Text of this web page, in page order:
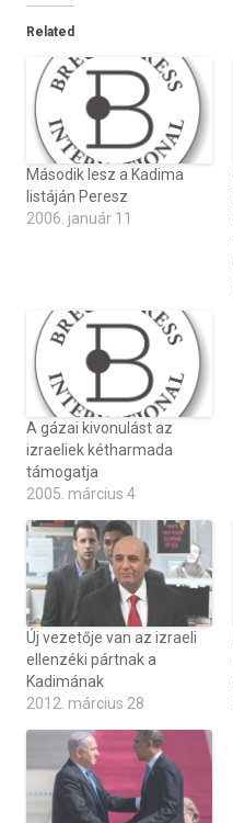
Related
Második lesz a Kadima
listáján Peresz
2006. január 11
A gázai kivonulást az
izraeliek kétharmada
támogatja
2005. március 4
Új vezetője van az izraeli
ellenzéki pártnak a
Kadimának
2012. március 28